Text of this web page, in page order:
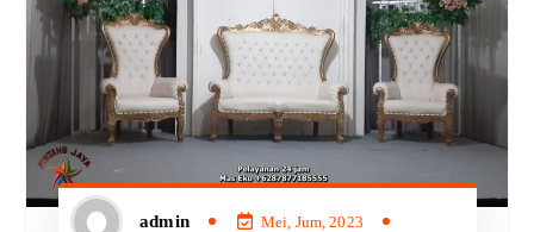
admin Mei, Jum, 2023